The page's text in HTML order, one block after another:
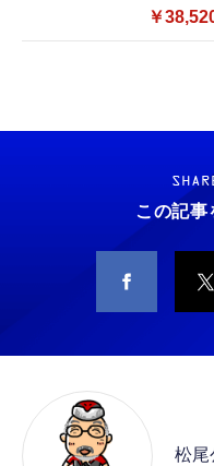
￥
Grithope
耐久性】
ノイズ低
￥949
タイプc
睡眠用イ
￥2,199
MFi認証
し 48ビ
霊界コミ
￥5,400
M10SR
ト）
ット）
この記事
松尾